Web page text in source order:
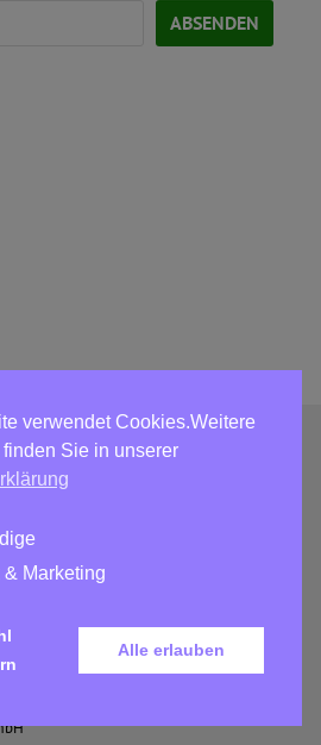
GmbH
Rax
AGBs
verwendet Cookies.Weitere
finden Sie in unserer
& Marketing
Alle erlauben